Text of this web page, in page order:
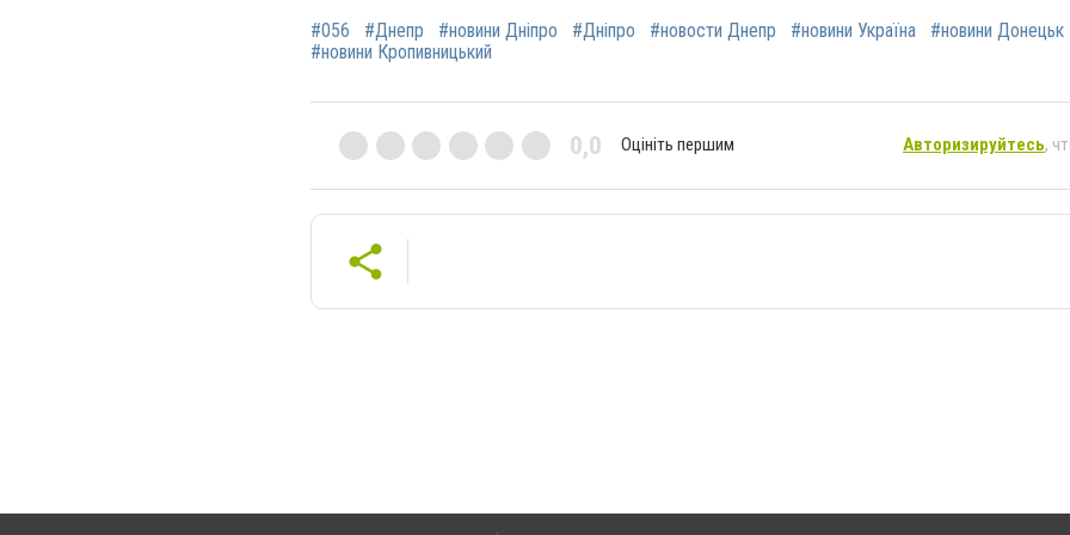
#056 #Днепр #новини Дніпро #Дніпро #новости Днепр #новини Україна
#новини Донецьк
#новини Кропивницький
0,0 Оцініть першим Авторизируйтесь,